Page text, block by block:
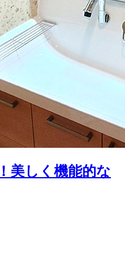
美しく機能的な